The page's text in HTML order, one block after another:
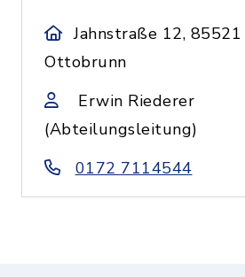
Jahnstraße 12, 85521
Ottobrunn
Erwin Riederer
(Abteilungsleitung)
0172 7114544